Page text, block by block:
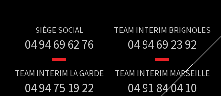
SIÈGE SOCIAL
04 94 69 62 76
TEAM INTERIM BRIGNOLES
04 94 69 23 92
TEAM INTERIM LA GARDE
04 94 75 19 22
TEAM INTERIM MARSEILLE
04 91 84 04 10